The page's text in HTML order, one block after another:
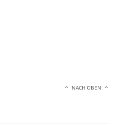
NACH OBEN